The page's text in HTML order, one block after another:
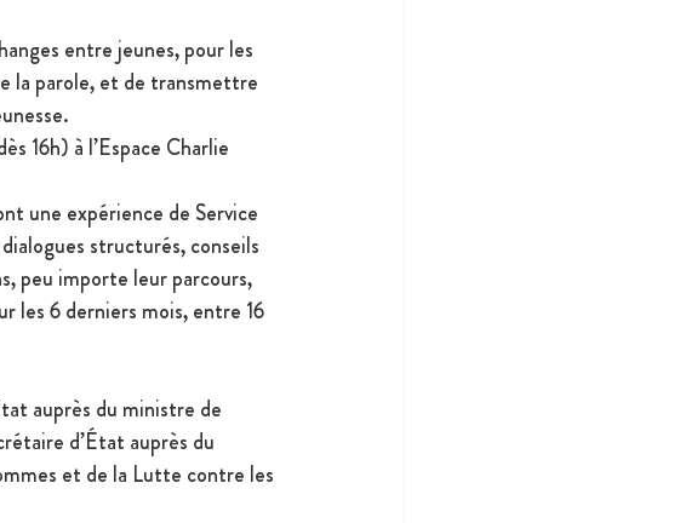
entre jeunes, pour les
la parole, et de transmettre
16h) à l’Espace Charlie
une expérience de Service
structurés, conseils
peu importe leur parcours,
les 6 derniers mois, entre 16
auprès du ministre de
d’État auprès du
et de la Lutte contre les